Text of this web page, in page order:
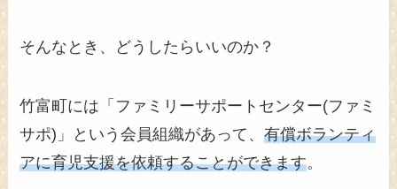
そんなとき、どうしたらいいのか？
竹富町には「ファミリーサポートセンター(ファミ
サポ)」という会員組織があって、有償ボランティ
アに育児支援を依頼することができます。